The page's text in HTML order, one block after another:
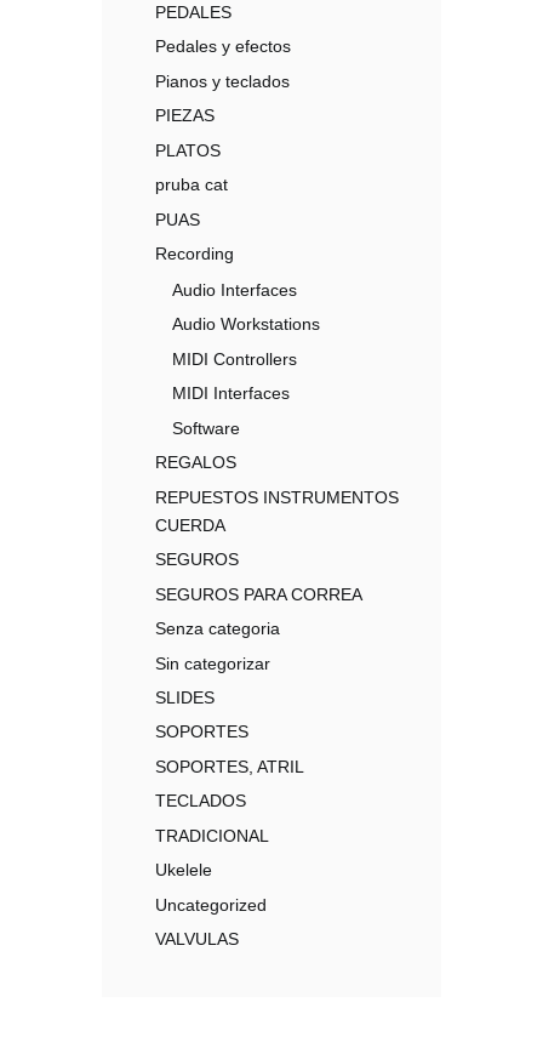
PEDALES
Pedales y efectos
Pianos y teclados
PIEZAS
PLATOS
pruba cat
PUAS
Recording
Audio Interfaces
Audio Workstations
MIDI Controllers
MIDI Interfaces
Software
REGALOS
REPUESTOS INSTRUMENTOS
CUERDA
SEGUROS
SEGUROS PARA CORREA
Senza categoria
Sin categorizar
SLIDES
SOPORTES
SOPORTES, ATRIL
TECLADOS
TRADICIONAL
Ukelele
Uncategorized
VALVULAS